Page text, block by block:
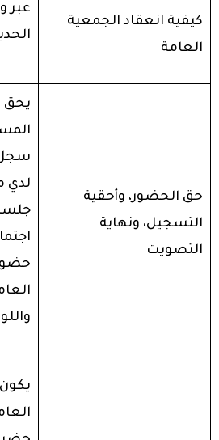
كيفية انعقاد الجمعية
العامة
عبر
حق الحضور، وأحقية
التسجيل، ونهاية
التصويت
يحق
سجل
لدي